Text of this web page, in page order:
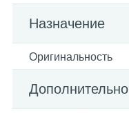
Назначение
Оригинальность
Дополнительно